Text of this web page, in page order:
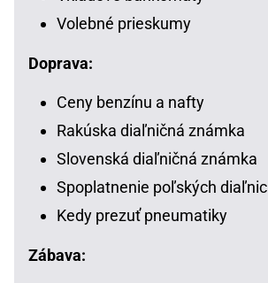
Volebné prieskumy
Doprava:
Ceny benzínu a nafty
Rakúska diaľničná známka
Slovenská diaľničná známka
Spoplatnenie poľských diaľnic
Kedy prezuť pneumatiky
Zábava: